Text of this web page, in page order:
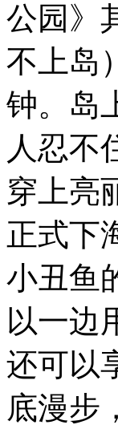
公园》
不上岛
钟。岛
人忍不
穿上亮
正式下
小丑鱼
以一边
还可以
底漫步